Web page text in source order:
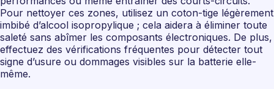
Pour nettoyer ces zones, utilisez un coton-tige légèrement
imbibé d’alcool isopropylique ; cela aidera à éliminer toute
saleté sans abîmer les composants électroniques. De plus,
effectuez des vérifications fréquentes pour détecter tout
signe d’usure ou dommages visibles sur la batterie elle-
même.